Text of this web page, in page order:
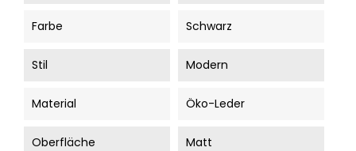
Farbe Schwarz
Stil Modern
Material Öko-Leder
Oberfläche Matt